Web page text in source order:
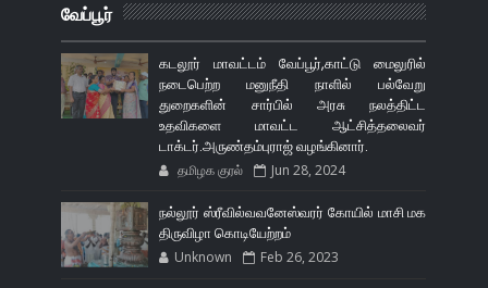
வேப்பூர்
கடலூர் மாவட்டம் வேப்பூர்,காட்டு மைலுரில்
நடைபெற்ற மனுநீதி நாளில் பல்வேறு
துறைகளின் சார்பில் அரசு நலத்திட்ட
உதவிகளை மாவட்ட ஆட்சித்தலைவர்
டாக்டர்.அருண்தம்புராஜ் வழங்கினார்.
தமிழக குரல் Jun 28, 2024
நல்லூர் ஸ்ரீவில்வவனேஸ்வரர் கோயில் மாசி மக
திருவிழா கொடியேற்றம்
Unknown Feb 26, 2023